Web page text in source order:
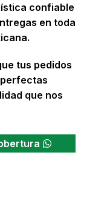
confiable
en toda
tus pedidos
que nos